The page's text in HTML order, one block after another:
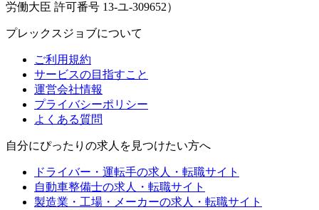
労働大臣 許可番号 13-ユ-309652）
プレックスジョブについて
ご利用規約
サービスの目指すこと
運営会社情報
プライバシーポリシー
よくある質問
自分にぴったりの求人を見つけたい方へ
ドライバー・運転手の求人・転職サイト
自動車整備士の求人・転職サイト
製造業・工場・メーカーの求人・転職サイト